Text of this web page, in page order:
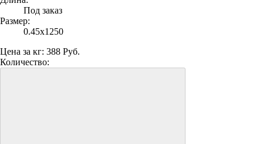
Под заказ
Размер:
0.45х1250
Цена за кг: 388 Руб.
Количество: